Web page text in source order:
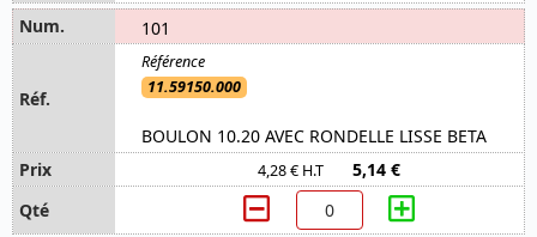
101
11.59150.000
BOULON 10.20 AVEC RONDELLE LISSE BETA
4,28 € H.T 5,14 €